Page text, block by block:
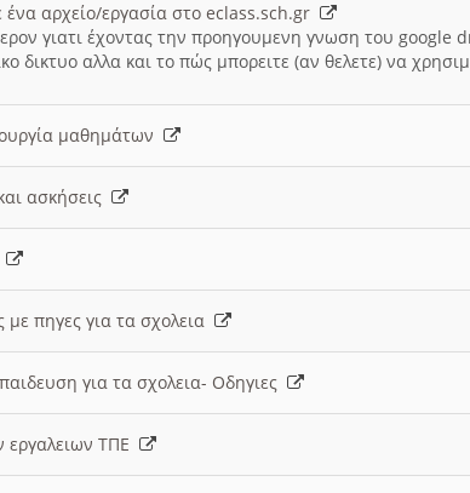
αρχείο/εργασία στο eclass.sch.gr
γιατι έχοντας την προηγουμενη γνωση του google
δικτυο αλλα και το πώς μπορειτε (αν θελετε) να
μαθημάτων
ασκήσεις
με πηγες για τα σχολεια
για τα σχολεια- Οδηγιες
εργαλειων ΤΠΕ